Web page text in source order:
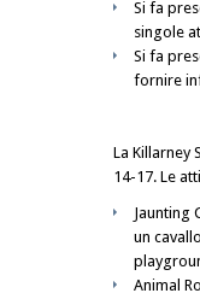
Si fa
singole
Si fa
fornire
La Killarney
14-17. Le
Jaunting
un
Animal